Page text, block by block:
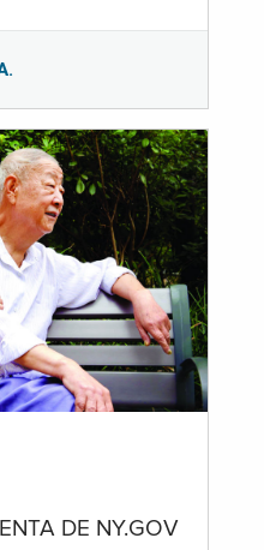
DE NY.GOV